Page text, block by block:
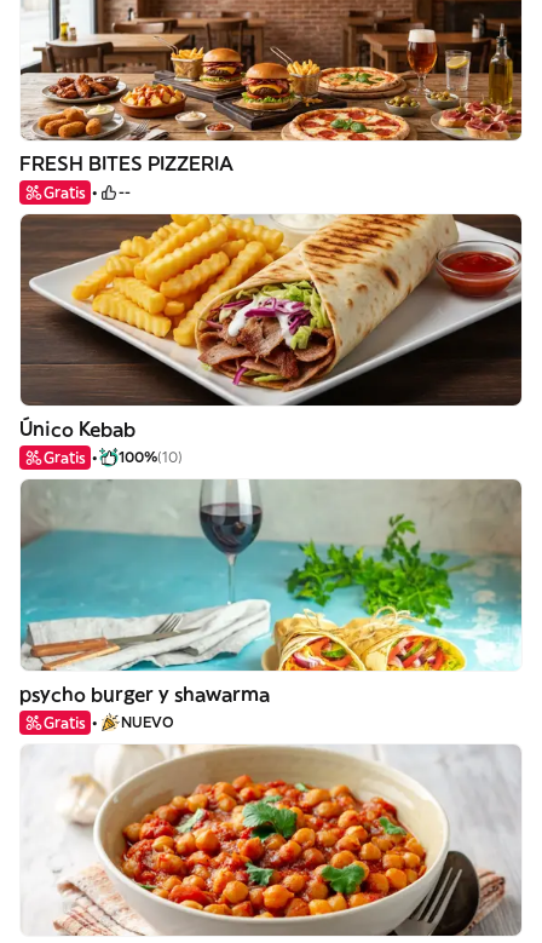
FRESH BITES PIZZERIA
Gratis --
Único Kebab
Gratis 100%(10)
psycho burger y shawarma
Gratis NUEVO